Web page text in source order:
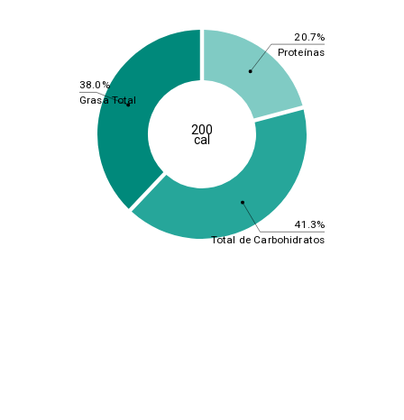
20.7%
41.3%
38.0%
Proteínas
Total de Carbohidratos
Grasa Total
200
cal